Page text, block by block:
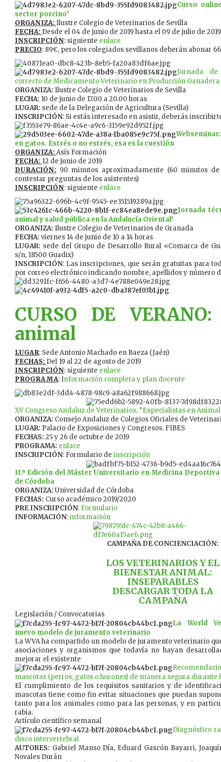
Curso
sector porcino”
ORGANIZA:Ilustre Colegio de Veterinarios de Sevilla
FECHA: Desde el 04 de junio de 2019 hasta el 09 de julio de 2019
INSCRIPCIÓN: siguiente enlace
PRECIO: 89€, pero los colegiados sevillanos deberán abonar
Jornada
correcto de Medicamento Veterinario en Producción Ganadera
ORGANIZA: Ilustre Colegio de Veterinarios de Sevilla
FECHA: 10 de junio de 17.00 a 20.00 horas
LUGAR: sede de la Delegación de Agricultura (Sevilla)
INSCRIPCIÓN: Si estás interesado en asistir, deberás
en gatos. Estrés o no estrés, esa es la cuestión
ORGANIZA:Asís Formación
FECHA: 12 de junio de 2019
DURACIÓN: 90 minutos aproximadamente (60 minutos
contestar preguntas de los asistentes)
INSCRIPCIÓN: siguiente enlace
Jornada
animal y salud pública en la Andalucía Oriental‘
ORGANIZA: Ilustre Colegio de Veterinarios de Granada
FECHA: viernes 14 de junio de 10 a 14 horas
LUGAR: sede del Grupo de Desarrollo Rural «Comarca de
s/n, 18500 Guadix)
INSCRIPCIÓN: Las inscripciones, que serán gratuitas para
por correo electrónico indicando nombre, apellidos y número
CURSO DE
animal
LUGAR: Sede Antonio Machado en Baeza (Jaén)
FECHAS: Del 19 al 22 de agosto de 2019
INSCRIPCIÓN: siguiente enlace
PROGRAMA: Información completa y plan docente
XV Congreso Andaluz de Veterinarios, “Especialistas en
ORGANIZA: Consejo Andaluz de Colegios Oficiales de
LUGAR: Palacio de Exposiciones y Congresos. FIBES
FECHAS: 25 y 26 de octubre de 2019
PROGRAMA: enlace
INSCRIPCIÓN: Formulario de inscripción
II.ª Edición del Máster Universitario en Medicina
de Córdoba
ORGANIZA: Universidad de Córdoba
FECHAS: Curso académico 2019/2020
PRE INSCRIPCIÓN: Formulario
INFORMACIÓN:información
CAMPAÑA DE CONCIENCIACIÓN:
LOS VETERINARIOS Y EL
BIENESTAR ANIMAL:
INSEPARABLES
DESCARGAR TODA LA
CAMPAÑA
Legislación / Convocatorias
La World
nuevo modelo de juramento veterinario
La WVA ha compartido un modelo de juramento veterinario
asociaciones y organismos que todavía no hayan
mejorar el existente
mascotas (perros, gatos o hurones) de manera segura durante
El cumplimiento de los requisitos sanitarios y de
mascotas tiene como fin evitar situaciones que puedan
tanto para los animales como para las personas, y en
rabia.
Artículo científico semanal
Diagnóstico
disco intervertebral
AUTORES: Gabriel Manso Día, Eduard Gascón Bayarri,
Novales Durán